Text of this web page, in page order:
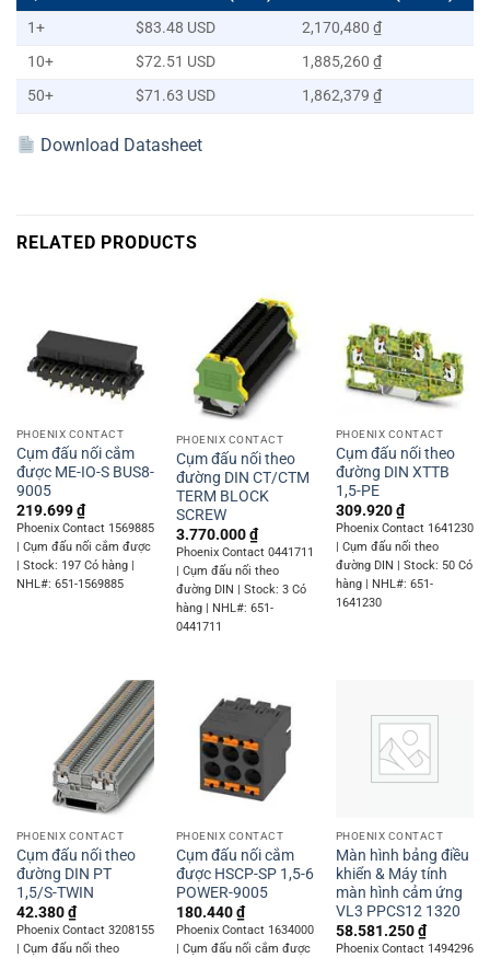
1+
$83.48 USD
2,170,480 ₫
10+
$72.51 USD
1,885,260 ₫
50+
$71.63 USD 1,862,379 ₫
Download Datasheet
RELATED PRODUCTS
PHOENIX CONTACT
Cụm đấu nối cắm
được ME-IO-S BUS8-
9005
219.699₫
Phoenix Contact 1569885
| Cụm đấu nối cắm được
| Stock: 197 Có hàng |
NHL#: 651-1569885
PHOENIX CONTACT
Cụm đấu nối theo
đường DIN CT/CTM
TERM BLOCK
SCREW
3.770.000₫
Phoenix Contact 0441711
| Cụm đấu nối theo
đường DIN | Stock: 3 Có
hàng | NHL#: 651-
0441711
PHOENIX CONTACT
Cụm đấu nối theo
đường DIN XTTB
1,5-PE
309.920₫
Phoenix Contact 1641230
| Cụm đấu nối theo
đường DIN | Stock: 50 Có
hàng | NHL#: 651-
1641230
PHOENIX CONTACT
Cụm đấu nối theo
đường DIN PT
1,5/S-TWIN
42.380₫
Phoenix Contact 3208155
| Cụm đấu nối theo
PHOENIX CONTACT
Cụm đấu nối cắm
được HSCP-SP 1,5-6
POWER-9005
180.440₫
Phoenix Contact 1634000
| Cụm đấu nối cắm được
PHOENIX CONTACT
Màn hình bảng điều
khiển & Máy tính
màn hình cảm ứng
VL3 PPCS12 1320
58.581.250₫
Phoenix Contact 1494296